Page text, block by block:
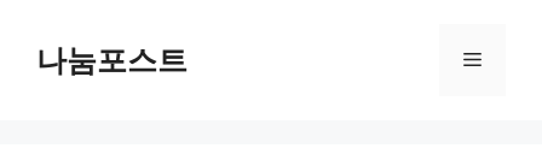
나눔포스트 Menu